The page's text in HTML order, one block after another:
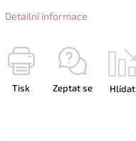
Detailní informace
Tisk Zeptat se Hlídat